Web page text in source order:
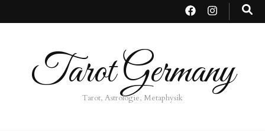
Tarot Germany
Tarot, Astrologie, Metaphysik